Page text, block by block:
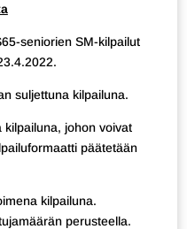
seniorien SM-kilpailut
suljettuna kilpailuna.
kilpailuna, johon voivat
päätetään
kilpailuna.
perusteella.